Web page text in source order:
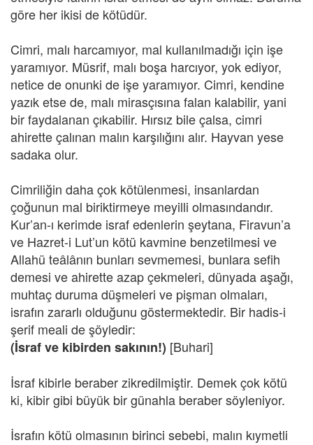
göre her ikisi de kötüdür.
Cimri, malı harcamıyor, mal kullanılmadığı için işe
yaramıyor. Müsrif, malı boşa harcıyor, yok ediyor,
netice de onunki de işe yaramıyor. Cimri, kendine
yazık etse de, malı mirasçısına falan kalabilir, yani
bir faydalanan çıkabilir. Hırsız bile çalsa, cimri
ahirette çalınan malın karşılığını alır. Hayvan yese
sadaka olur.
Cimriliğin daha çok kötülenmesi, insanlardan
çoğunun mal biriktirmeye meyilli olmasındandır.
Kur’an-ı kerimde israf edenlerin şeytana, Firavun’a
ve Hazret-i Lut’un kötü kavmine benzetilmesi ve
Allahü teâlânın bunları sevmemesi, bunlara sefih
demesi ve ahirette azap çekmeleri, dünyada aşağı,
muhtaç duruma düşmeleri ve pişman olmaları,
israfın zararlı olduğunu göstermektedir. Bir hadis-i
şerif meali de şöyledir:
(İsraf ve kibirden sakının!) [Buhari]
İsraf kibirle beraber zikredilmiştir. Demek çok kötü
ki, kibir gibi büyük bir günahla beraber söyleniyor.
İsrafın kötü olmasının birinci sebebi, malın kıymetli